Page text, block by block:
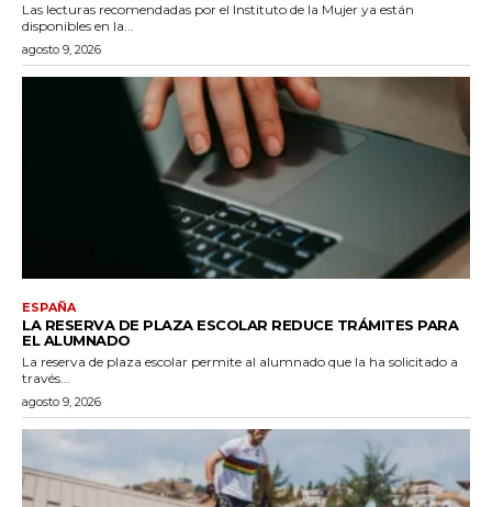
Las lecturas recomendadas por el Instituto de la Mujer ya están
disponibles en la...
agosto 9, 2026
ESPAÑA
LA RESERVA DE PLAZA ESCOLAR REDUCE TRÁMITES PARA
EL ALUMNADO
La reserva de plaza escolar permite al alumnado que la ha solicitado a
través...
agosto 9, 2026